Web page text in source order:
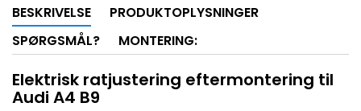
BESKRIVELSE
PRODUKTOPLYSNINGER
SPØRGSMÅL?
MONTERING:
Elektrisk ratjustering eftermontering til
Audi A4 B9